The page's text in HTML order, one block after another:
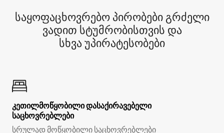
საყოფაცხოვრებო პირობები გრძელი
ვადით სტუმრობისთვის და
სხვა უპირატესობები
კეთილმოწყობილი დასაქირავებელი
საცხოვრებლები
სრულად მოწყობილი საცხოვრებლები